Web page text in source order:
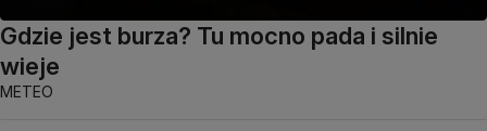
Gdzie jest burza? Tu mocno pada i silnie
wieje
METEO